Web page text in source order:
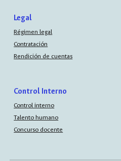
Legal
Régimen legal
Contratación
Rendición de cuentas
Control Interno
Control interno
Talento humano
Concurso docente